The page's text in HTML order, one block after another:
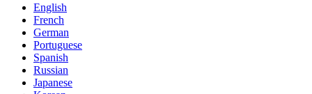
English
French
German
Portuguese
Spanish
Russian
Japanese